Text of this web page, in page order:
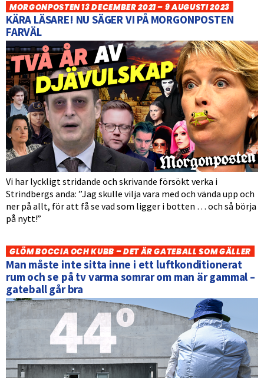
MORGONPOSTEN 13 DECEMBER 2021 – 9 AUGUSTI 2023
KÄRA LÄSARE! NU SÄGER VI PÅ MORGONPOSTEN
FARVÄL
Vi har lyckligt stridande och skrivande försökt verka i
Strindbergs anda: ”Jag skulle vilja vara med och vända upp och
ner på allt, för att få se vad som ligger i botten … och så börja
på nytt!”
GLÖM BOCCIA OCH KUBB – DET ÄR GATEBALL SOM GÄLLER
Man måste inte sitta inne i ett luftkonditionerat
rum och se på tv varma somrar om man är gammal –
gateball går bra